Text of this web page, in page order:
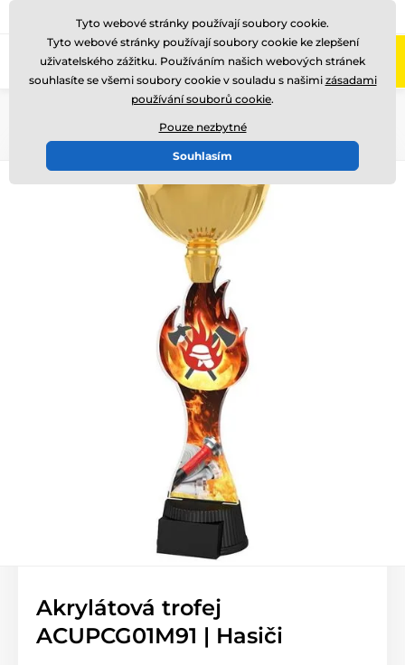
Zavolejte nám (Po-Pá 8-17)
Akrylátová trofej
ACUPCG01M91 | Hasiči
Tyto webové stránky používají soubory cookie.
Tyto webové stránky používají soubory cookie ke zlepšení
uživatelského zážitku. Používáním našich webových stránek
souhlasíte se všemi soubory cookie v souladu s našimi zásadami
používání souborů cookie.
Pouze nezbytné
Souhlasím